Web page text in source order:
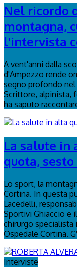
Nel ricordo
montagna,
l'intervista
A vent'anni dalla
d'Ampezzo rende
segno profondo
Scrittore, alpinista,
ha saputo
La salute in
quota,
Lo sport, la
Cortina. In questa
Lacedelli,
Sportivi Ghiaccio e
chirurgo specialista
Ospedale Cortina.
Interviste